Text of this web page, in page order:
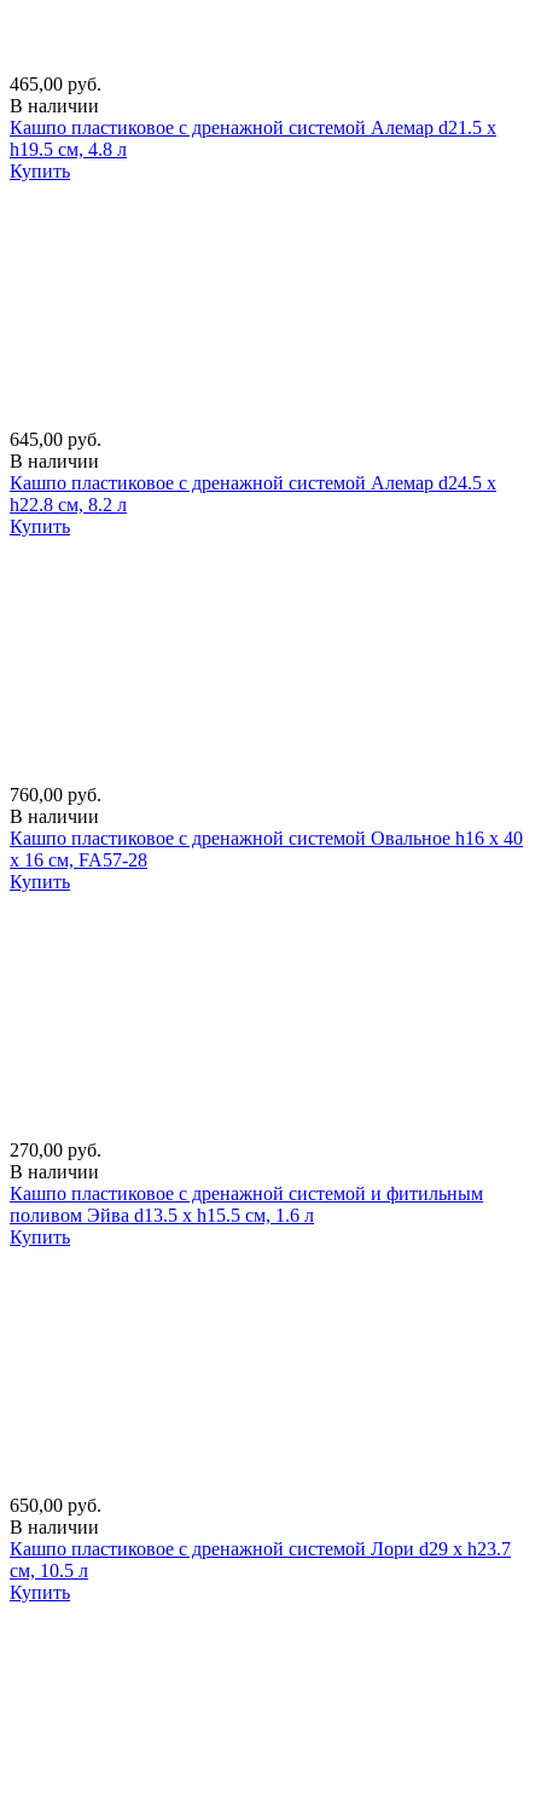
465,00 руб.
В наличии
Кашпо пластиковое с дренажной системой Алемар d21.5 х
h19.5 см, 4.8 л
Купить
645,00 руб.
В наличии
Кашпо пластиковое с дренажной системой Алемар d24.5 х
h22.8 см, 8.2 л
Купить
760,00 руб.
В наличии
Кашпо пластиковое с дренажной системой Овальное h16 х 40
х 16 см, FA57-28
Купить
270,00 руб.
В наличии
Кашпо пластиковое с дренажной системой и фитильным
поливом Эйва d13.5 х h15.5 см, 1.6 л
Купить
650,00 руб.
В наличии
Кашпо пластиковое с дренажной системой Лори d29 х h23.7
см, 10.5 л
Купить